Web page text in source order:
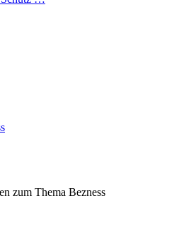
zum Thema Bezness